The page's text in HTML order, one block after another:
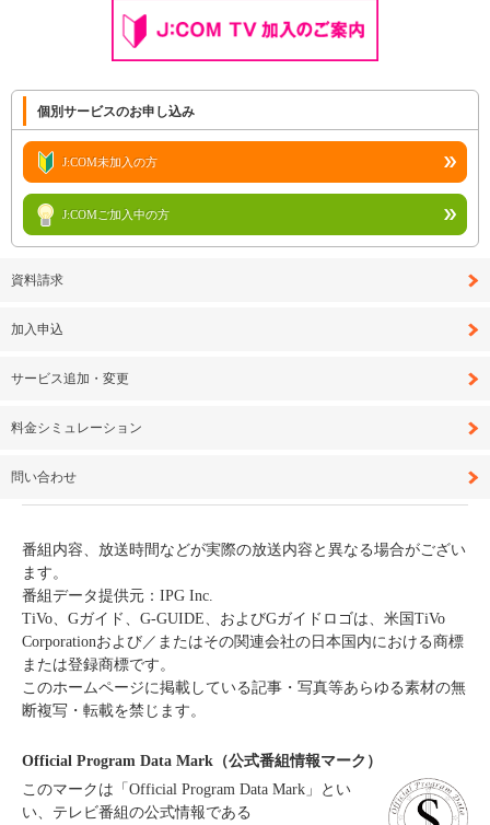
個別サービスのお申し込み
J:COM未加入の方
J:COMご加入中の方
資料請求
加入申込
サービス追加・変更
料金シミュレーション
問い合わせ
番組内容、放送時間などが実際の放送内容と異なる場合がござい
ます。
番組データ提供元：IPG Inc.
TiVo、Gガイド、G-GUIDE、およびGガイドロゴは、米国TiVo
Corporationおよび／またはその関連会社の日本国内における商標
または登録商標です。
このホームページに掲載している記事・写真等あらゆる素材の無
断複写・転載を禁じます。
Official Program Data Mark（公式番組情報マーク）
このマークは「Official Program Data Mark」とい
い、テレビ番組の公式情報である